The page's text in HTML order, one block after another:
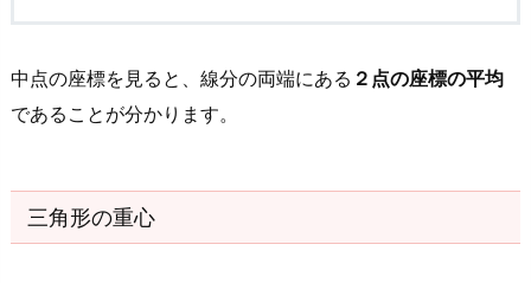
中点の座標を見ると、線分の両端にある ２点の座標の平均
であることが分かります。
三角形の重心